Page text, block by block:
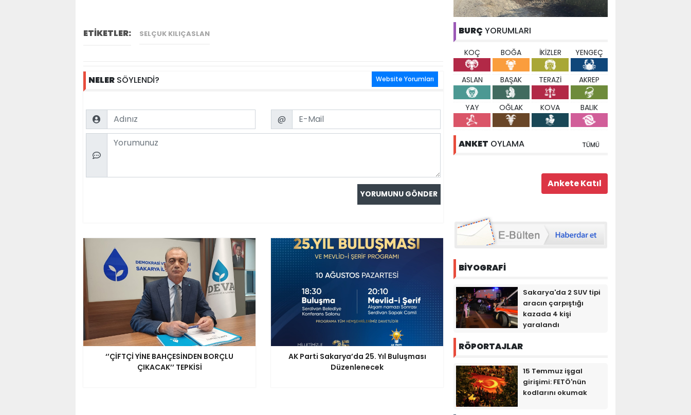
ETİKETLER: SELÇUK KILIÇASLAN
NELER SÖYLENDİ? Website Yorumları
Name Email
@
Comment
‘’ÇİFTÇİ YİNE BAHÇESİNDEN BORÇLU
ÇIKACAK’’ TEPKİSİ
AK Parti Sakarya’da 25. Yıl Buluşması
Düzenlenecek
BURÇ YORUMLARI
KOÇ BOĞA İKİZLER YENGEÇ
ASLAN BAŞAK TERAZİ AKREP
YAY OĞLAK KOVA BALIK
ANKET OYLAMA TÜMÜ
BİYOGRAFİ
Sakarya'da 2 SUV tipi
aracın çarpıştığı
kazada 4 kişi
yaralandı
RÖPORTAJLAR
15 Temmuz işgal
girişimi: FETÖ'nün
kodlarını okumak